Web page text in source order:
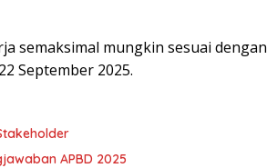
semaksimal mungkin sesuai dengan
September 2025.
APBD 2025